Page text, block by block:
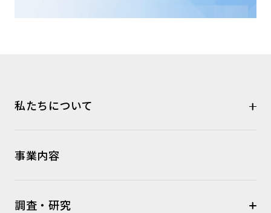
私たちについて
事業内容
調査・研究